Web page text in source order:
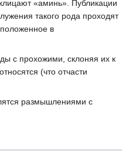
«аминь». Публикации
такого рода проходят
в
с прохожими, склоняя их к
(что отчасти
размышлениями с